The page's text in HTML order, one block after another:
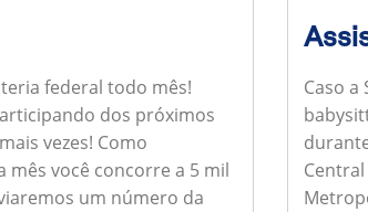
federal todo mês!
dos próximos
vezes! Como
mês você concorre a 5 mil
um número da
Caso